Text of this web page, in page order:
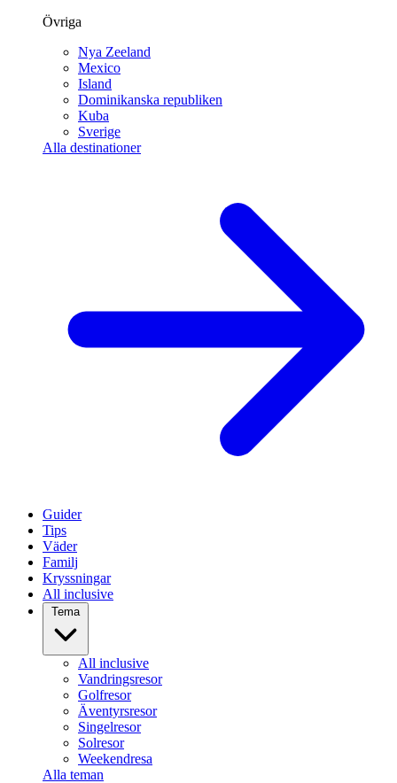
Övriga
Nya Zeeland
Mexico
Island
Dominikanska republiken
Kuba
Sverige
Alla destinationer
Guider
Tips
Väder
Familj
Kryssningar
All inclusive
Tema
All inclusive
Vandringsresor
Golfresor
Äventyrsresor
Singelresor
Solresor
Weekendresa
Alla teman